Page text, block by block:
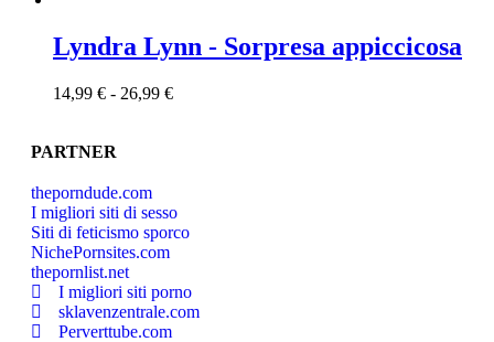
Lyndra Lynn - Sorpresa appiccicosa
14,99 € - 26,99 €
PARTNER
theporndude.com
I migliori siti di sesso
Siti di feticismo sporco
NichePornsites.com
thepornlist.net
I migliori siti porno
sklavenzentrale.com
Perverttube.com